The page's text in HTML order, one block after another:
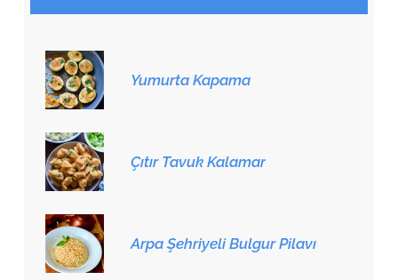
Yumurta Kapama
Çıtır Tavuk Kalamar
Arpa Şehriyeli Bulgur Pilavı